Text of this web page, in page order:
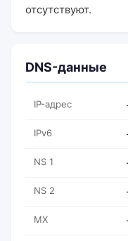
отсутствуют.
DNS-данные
IP-адрес
IPv6
NS 1
NS 2
MX